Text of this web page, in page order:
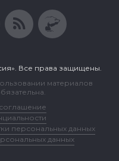
Все права защищены.
материалов
персональных данных
данных